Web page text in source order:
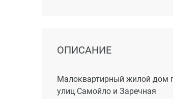
ОПИСАНИЕ
Малоквартирный жилой дом
улиц Самойло и Заречная